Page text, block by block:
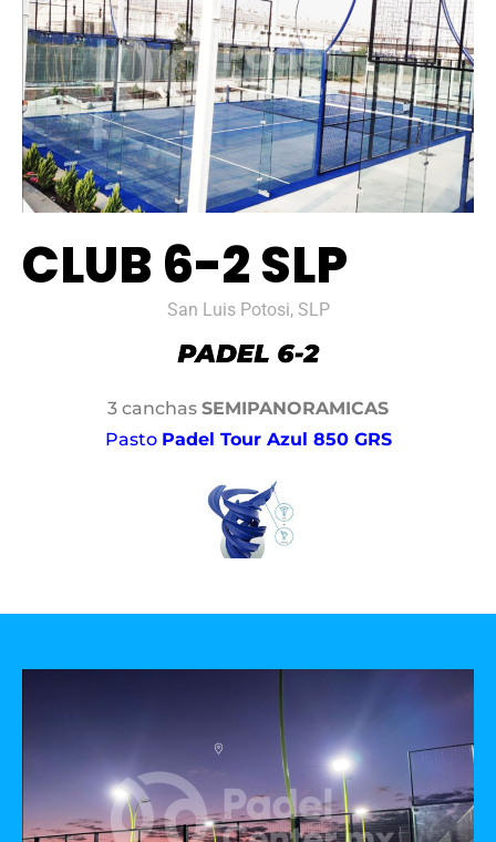
CLUB 6-2 SLP
San Luis Potosi, SLP
3 canchas SEMIPANORAMICAS
Pasto Padel Tour Azul 850 GRS